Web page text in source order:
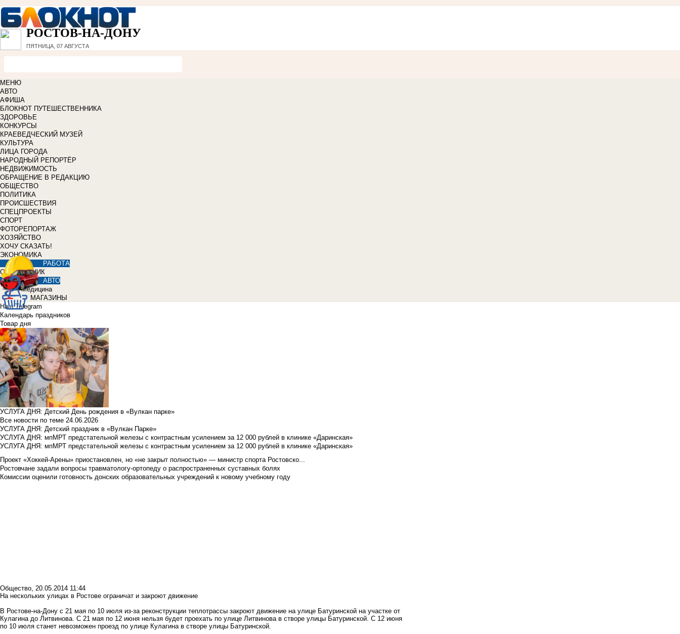
РОСТОВ-НА-ДОНУ
ПЯТНИЦА, 07 АВГУСТА
МЕНЮ
АВТО
АФИША
БЛОКНОТ ПУТЕШЕСТВЕННИКА
ЗДОРОВЬЕ
КОНКУРСЫ
КРАЕВЕДЧЕСКИЙ МУЗЕЙ
КУЛЬТУРА
ЛИЦА ГОРОДА
НАРОДНЫЙ РЕПОРТЁР
НЕДВИЖИМОСТЬ
ОБРАЩЕНИЕ В РЕДАКЦИЮ
ОБЩЕСТВО
ПОЛИТИКА
ПРОИСШЕСТВИЯ
СПЕЦПРОЕКТЫ
СПОРТ
ФОТОРЕПОРТАЖ
ХОЗЯЙСТВО
ХОЧУ СКАЗАТЬ!
ЭКОНОМИКА
РАБОТА
СПРАВОЧНИК
АВТО
Медицина
МАГАЗИНЫ
Наш Telegram
Календарь праздников
Товар дня
УСЛУГА ДНЯ: Детский День рождения в «Вулкан парке»
Все новости по теме 24.06.2026
УСЛУГА ДНЯ: Детский праздник в «Вулкан Парке»
УСЛУГА ДНЯ: мпМРТ предстательной железы с контрастным усилением за 12 000 рублей в клинике «Даринская»
УСЛУГА ДНЯ: мпМРТ предстательной железы с контрастным усилением за 12 000 рублей в клинике «Даринская»
Проект «Хоккей-Арены» приостановлен, но «не закрыт полностью» — министр спорта Ростовско...
Ростовчане задали вопросы травматологу-ортопеду о распространенных суставных болях
Комиссии оценили готовность донских образовательных учреждений к новому учебному году
Общество, 20.05.2014 11:44
На нескольких улицах в Ростове ограничат и закроют движение
В Ростове-на-Дону с 21 мая по 10 июля из-за реконструкции теплотрассы закроют движение на улице Батуринской на участке от
Кулагина до Литвинова. С 21 мая по 12 июня нельзя будет проехать по улице Литвинова в створе улицы Батуринской. С 12 июня
по 10 июля станет невозможен проезд по улице Кулагина в створе улицы Батуринской.